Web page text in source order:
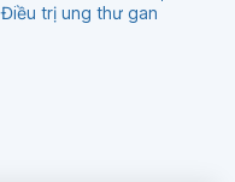
Điều trị ung thư gan